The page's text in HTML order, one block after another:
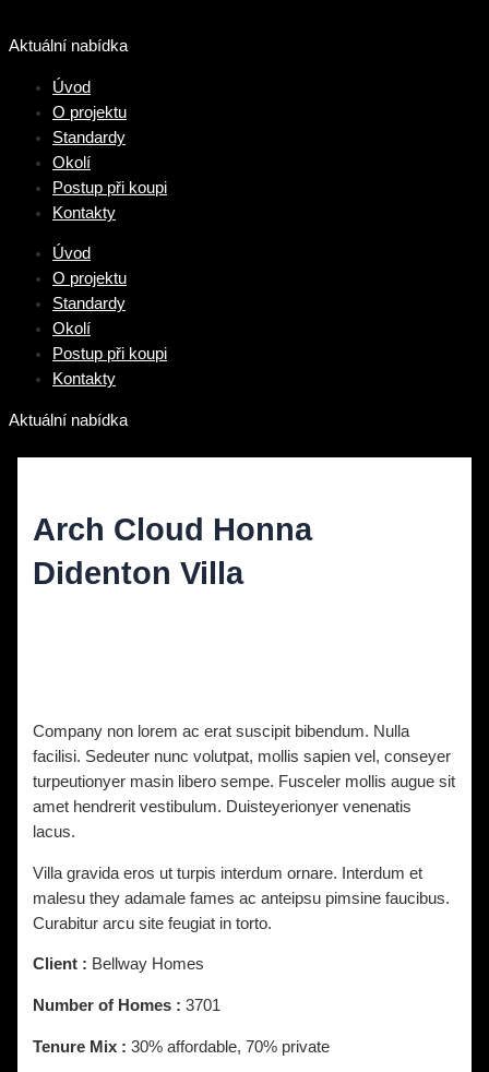
na
Aktuální nabídka
Úvod
O projektu
Standardy
Okolí
Postup při koupi
Kontakty
Úvod
O projektu
Standardy
Okolí
Postup při koupi
Kontakty
Aktuální nabídka
Arch Cloud Honna
Didenton Villa
Company non lorem ac erat suscipit bibendum. Nulla
facilisi. Sedeuter nunc volutpat, mollis sapien vel, conseyer
turpeutionyer masin libero sempe. Fusceler mollis augue sit
amet hendrerit vestibulum. Duisteyerionyer venenatis
lacus.
Villa gravida eros ut turpis interdum ornare. Interdum et
malesu they adamale fames ac anteipsu pimsine faucibus.
Curabitur arcu site feugiat in torto.
Client : Bellway Homes
Number of Homes :3701
Tenure Mix :30% affordable, 70% private